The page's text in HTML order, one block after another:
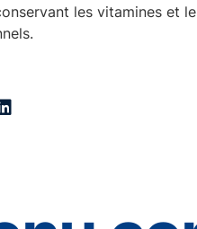
les vitamines et